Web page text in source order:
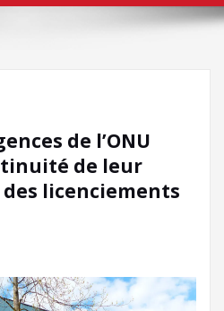
de l’ONU
de leur
licenciements